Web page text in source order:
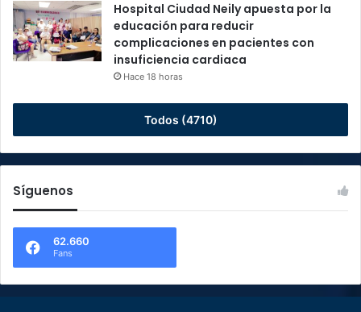
Hospital Ciudad Neily apuesta por la
educación para reducir
complicaciones en pacientes con
insuficiencia cardiaca
Hace 18 horas
Todos (4710)
Síguenos
62.660
Fans